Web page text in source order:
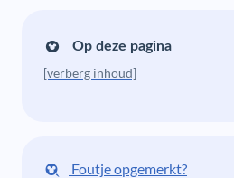
Op deze pagina
[verberg inhoud]
Foutje opgemerkt?